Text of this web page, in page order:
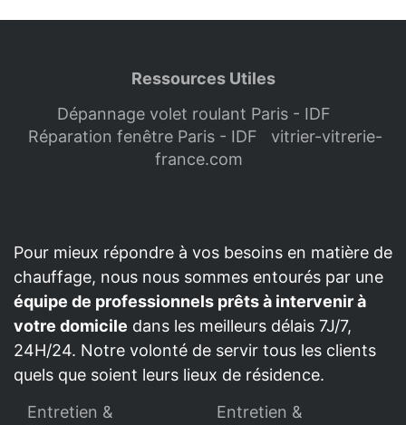
Ressources Utiles
Dépannage volet roulant Paris - IDF
Réparation fenêtre Paris - IDF
vitrier-vitrerie-
france.com
Pour mieux répondre à vos besoins en matière de
chauffage, nous nous sommes entourés par une
équipe de professionnels prêts à intervenir à
votre domicile dans les meilleurs délais 7J/7,
24H/24. Notre volonté de servir tous les clients
quels que soient leurs lieux de résidence.
Entretien &
Entretien &